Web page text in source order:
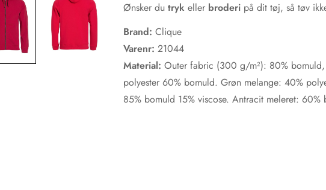
Ønsker du tryk eller broderi på dit tøj, så tøv
Brand: Clique
Varenr: 21044
Material: Outer fabric (300 g/m²): 80%
polyester 60% bomuld. Grøn melange: 40%
85% bomuld 15% viscose. Antracit meleret: 60%